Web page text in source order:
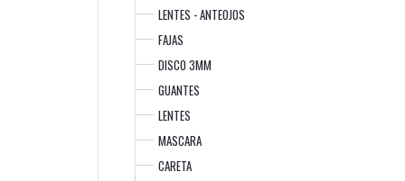
LENTES - ANTEOJOS
FAJAS
DISCO 3MM
GUANTES
LENTES
MASCARA
CARETA